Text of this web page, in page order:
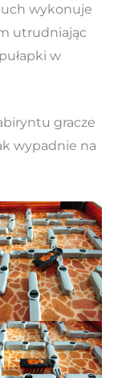
wykonuje
utrudniając
w
gracze
wypadnie na